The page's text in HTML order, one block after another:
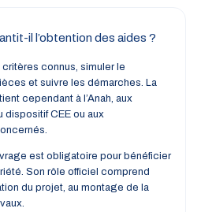
il l’obtention des aides ?
critères connus, simuler le
et suivre les démarches. La
cependant à l’Anah, aux
CEE ou aux
est obligatoire pour bénéficier
Son rôle officiel comprend
du projet, au montage de la